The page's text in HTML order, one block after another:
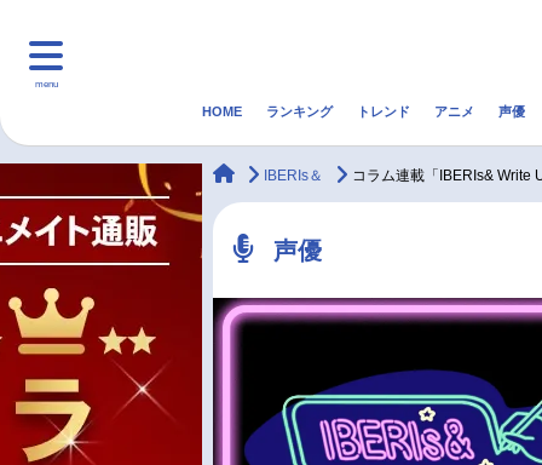
menu
マンガ・ラノベ ゲーム・アプリ
最新記事一覧
声優記事一覧
HOME ランキング トレンド アニメ 声優
animateTimes
IBERIs＆ コラム連載「IBERIs& Write
声優